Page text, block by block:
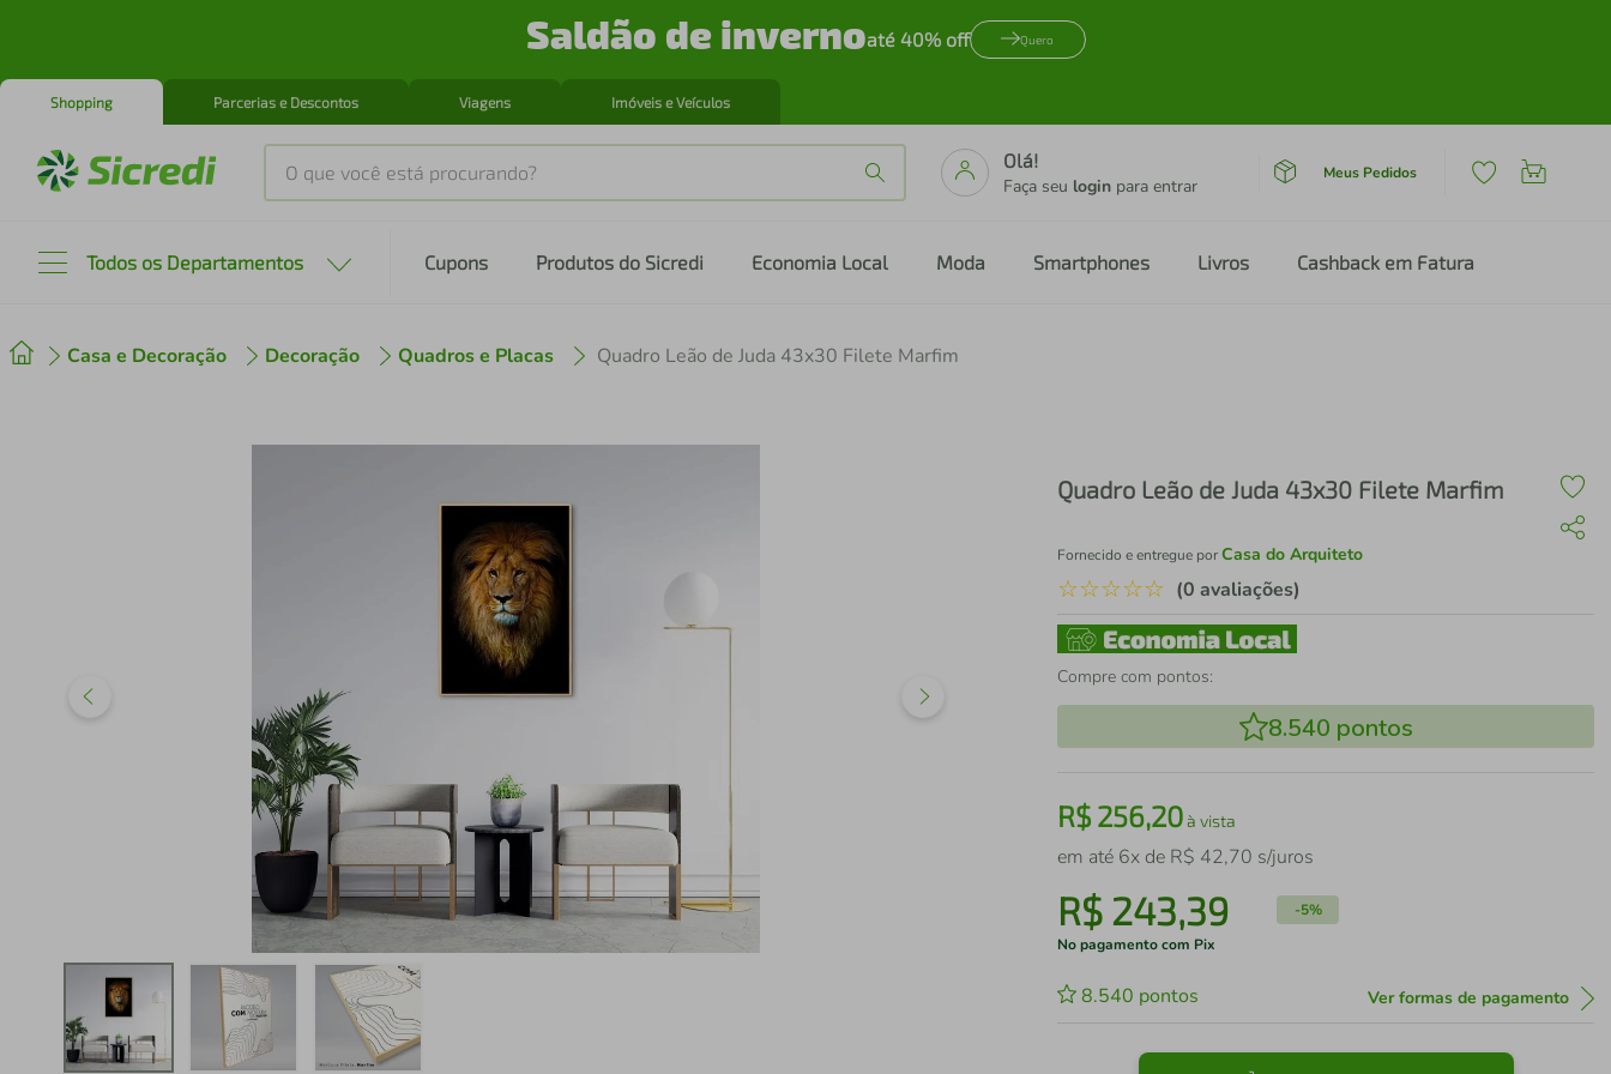
Saldão de invernoaté 40% off Quero
Shopping Parcerias e Descontos Viagens Imóveis e Veículos
O que você está procurando?
Olá!
Faça seu login para entrar
Meus Pedidos
Todos os Departamentos Cupons Produtos do Sicredi Economia Local Moda Smartphones Livros Cashback em Fatura
Casa e Decoração Decoração Quadros e Placas Quadro Leão de Juda 43x30 Filete Marfim
Quadro Leão de Juda 43x30 Filete Marfim
Fornecido e entregue porCasa do Arquiteto
☆☆☆☆☆ (0 avaliações)
Compre com pontos:
8.540 pontos
R$256,20à vista
em até 6x de R$ 42,70 s/juros
R$ 243,39 -5%
No pagamento com Pix
8.540 pontos Ver formas de pagamento
º cafeteira